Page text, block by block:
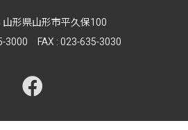
山形県山形市平久保100
3000 FAX : 023-635-3030